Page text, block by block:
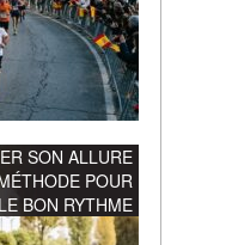
SON ALLURE
POUR
BON RYTHME